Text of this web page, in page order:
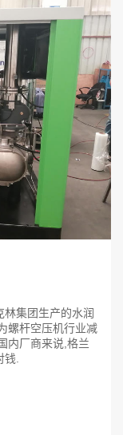
集团生产的水润
螺杆空压机行业减
内厂商来说,格兰
.